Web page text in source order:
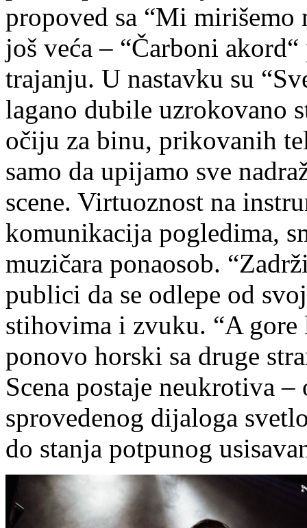
propoved sa “Mi
još veća – “Čarboni
trajanju. U nastavku su
lagano dubile uzrokovano
očiju za binu, prikovanih
samo da upijamo sve
scene. Virtuoznost na
komunikacija pogledima,
muzičara ponaosob.
publici da se odlepe od
stihovima i zvuku. “A
ponovo horski sa druge
Scena postaje neukrotiva
sprovedenog dijaloga
do stanja potpunog